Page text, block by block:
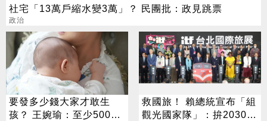
社宅「13萬戶縮水變3萬」？ 民團批：政見跳票
政治
要發多少錢大家才敢生
孩？ 王婉瑜：至少500萬
救國旅！ 賴總統宣布「組
觀光國家隊」：拚2030達